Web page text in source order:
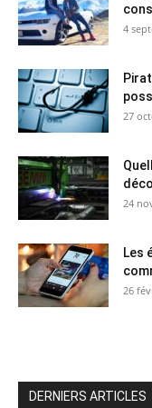
4
27
24
Les
26
DERNIERS ARTICLES